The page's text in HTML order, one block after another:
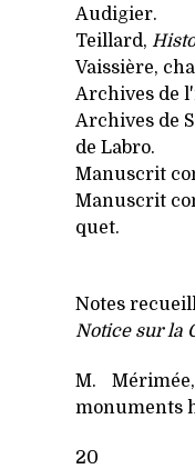
Audigier.
Teillard,
Vaissière,
Archives de
Archives de
de Labro.
Manuscrit
Manuscrit
quet.
Notes
Notice sur la
M.
monuments
20